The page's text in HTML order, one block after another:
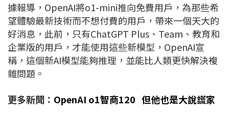
據報導，OpenAI將o1-mini推向免費用戶，為那些希
望體驗最新技術而不想付費的用戶，帶來一個天大的
好消息，此前，只有ChatGPT Plus、Team、教育和
企業版的用戶，才能使用這些新模型，OpenAI宣
稱，這個新AI模型能夠推理，並能比人類更快解決複
雜問題。
更多新聞： OpenAI o1智商120 但他也是大說謊家